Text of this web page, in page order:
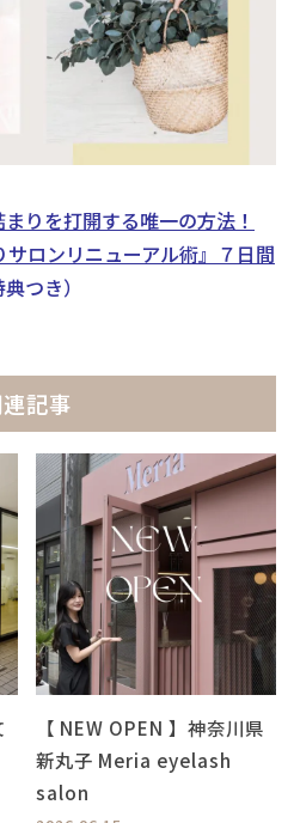
りを打開する唯一の方法！
ロンリニューアル術』 ７日間
つき）
記事
【 NEW OPEN 】神奈川県
新丸子 Meria eyelash
salon